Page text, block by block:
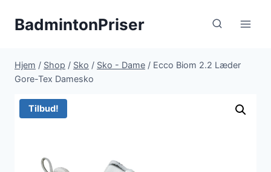
BadmintonPriser
Hjem / Shop / Sko / Sko - Dame / Ecco Biom 2.2 Læder
Gore-Tex Damesko
Tilbud!